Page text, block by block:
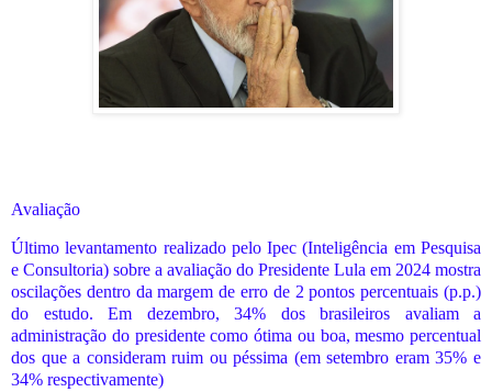
Avaliação
Último levantamento realizado pelo Ipec (Inteligência em Pesquisa
e Consultoria) sobre a avaliação do Presidente Lula em 2024 mostra
oscilações dentro da margem de erro de 2 pontos percentuais (p.p.)
do estudo. Em dezembro, 34% dos brasileiros avaliam a
administração do presidente como ótima ou boa, mesmo percentual
dos que a consideram ruim ou péssima (em setembro eram 35% e
34% respectivamente)